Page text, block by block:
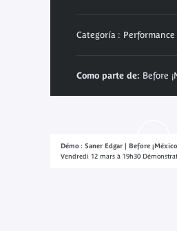
Categoría :
Como parte de: Before
Démo : Saner Edgar | Before
Vendredi 12 mars à 19h30